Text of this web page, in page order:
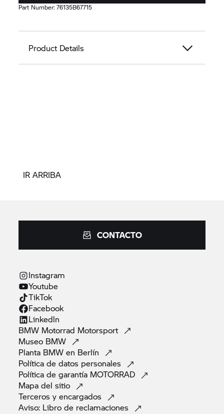
Part Number:76135B67715
Product Details
IR ARRIBA
CONTACTO
Instagram
Youtube
TikTok
Facebook
Linkedln
BMW Motorrad Motorsport
Museo BMW
Planta BMW en Berlín
Política de datos personales
Política de garantía MOTORRAD
Mapa delsitio
Terceros yencargados
Aviso: Libro de reclamaciones